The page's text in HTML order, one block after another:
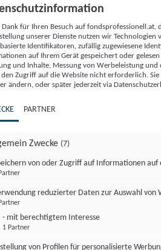
Inhalte, Messung von Werbeleistung
sowie Zielgruppenforschung.
Online-Kennungen (z. B. login-
generierte Kennungen,
können zusammen mit anderen
und Browserinformationen,
Technologien usw.) auf
von dort ausgelesen werden, um es
wenn es eine App oder einer Webseite
oder mehrere der hier aufgeführten
Dank für Ihren Besuch auf
unserer Dienste nutzen wir Technologien
Identifikatoren, zufällig zugewiesene
auf Ihrem Gerät gespeichert oder
und Inhalte, Messung von Werbeleistung
Zugriff auf die Website nicht erforderlich.
ändern, oder später jederzeit via
PARTNER
Zwecke (7)
von oder Zugriff auf Informationen auf
reduzierter Daten zur Auswahl von
- mit berechtigtem Interesse
1 Partner
von Profilen für personalisierte